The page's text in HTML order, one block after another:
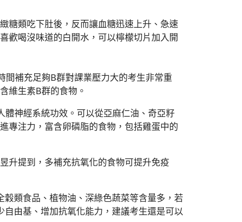
類吃下肚後，反而讓血糖迅速上升、急速
歡喝沒味道的白開水，可以檸檬切片加入開
補充足夠B群對課業壓力大的考生非常重
維生素B群的食物。
神經系統功效。可以從亞麻仁油、奇亞籽
專注力，富含卵磷脂的食物，包括雞蛋中的
升提到，多補充抗氧化的食物可提升免疫
類食品、植物油、深綠色蔬菜等含量多，若
由基、增加抗氧化能力，建議考生還是可以